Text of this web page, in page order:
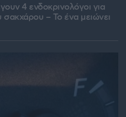
4 ενδοκρινολόγοι για
– Το ένα μειώνει